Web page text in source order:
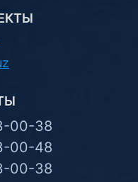
00-38
00-48
00-38